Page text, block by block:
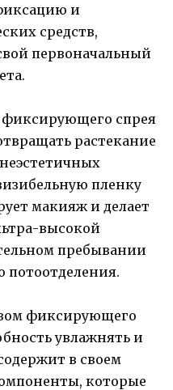
и
средств,
первоначальный
фиксирующего спрея
растекание
пленку
макияж и делает
высокой
пребывании
потоотделения.
фиксирующего
увлажнять и
в своем
которые